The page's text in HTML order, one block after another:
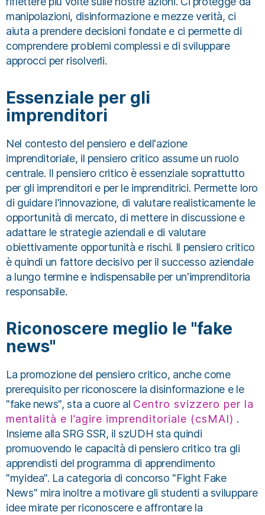
manipolazioni, disinformazione e mezze verità, ci
aiuta a prendere decisioni fondate e ci permette di
comprendere problemi complessi e di sviluppare
approcci per risolverli.
Essenziale per gli
imprenditori
Nel contesto del pensiero e dell'azione
imprenditoriale, il pensiero critico assume un ruolo
centrale. Il pensiero critico è essenziale soprattutto
per gli imprenditori e per le imprenditrici. Permette loro
di guidare l'innovazione, di valutare realisticamente le
opportunità di mercato, di mettere in discussione e
adattare le strategie aziendali e di valutare
obiettivamente opportunità e rischi. Il pensiero critico
è quindi un fattore decisivo per il successo aziendale
a lungo termine e indispensabile per un'imprenditoria
responsabile.
Riconoscere meglio le "fake
news"
La promozione del pensiero critico, anche come
prerequisito per riconoscere la disinformazione e le
"fake news", sta a cuore al Centro svizzero per la
mentalità e l’agire imprenditoriale (csMAI) .
Insieme alla SRG SSR, il szUDH sta quindi
promuovendo le capacità di pensiero critico tra gli
apprendisti del programma di apprendimento
"myidea". La categoria di concorso "Fight Fake
News" mira inoltre a motivare gli studenti a sviluppare
idee mirate per riconoscere e affrontare la